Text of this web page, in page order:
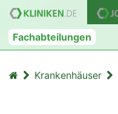
Fachabteilungen
Krankenhäuser